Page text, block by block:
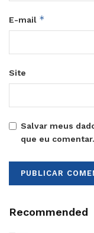
E-mail *
Site
Salvar meus
que eu comentar.
Recommended